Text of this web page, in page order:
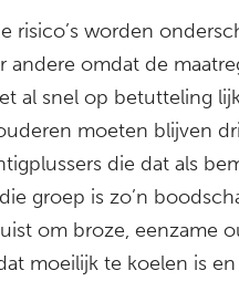
risico’s worden
andere omdat de
al snel op betutteling
moeten blijven
die dat als
groep is zo’n
om broze, eenzame
moeilijk te koelen is